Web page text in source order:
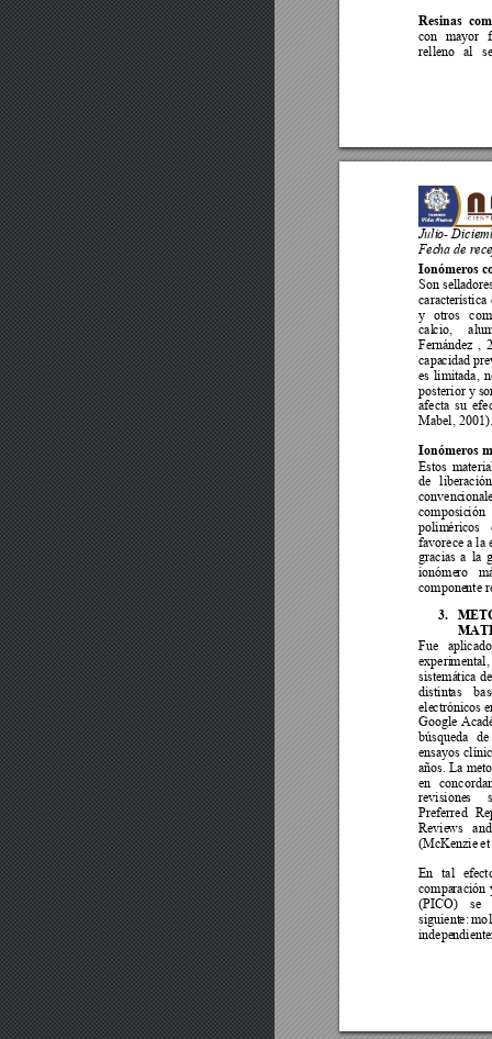
Resinas
con
mayor
relleno al
Julio-
Fecha de
Ionómeros
Son sel
característica
y
otros
calcio,
Fernández ,
capacidad pre
es limitada,
posterior y
afecta su
Mabel,
Ionómeros
Estos
de
convenc
composición
poliméricos
favorece a la
gracias a la
ionómero
componente
3.
Fue
apl
experimental,
sistemática
distintas b
electrónicos
Google A
búsqueda
de
ensayos
años. La met
en
revisiones
Preferred
Reviews
(McKenzie et
En tal
comparación
(PICO)
se
siguiente: mo
indepe